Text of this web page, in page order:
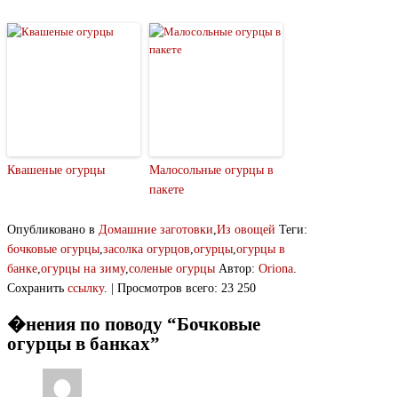
Квашеные огурцы
Малосольные огурцы в
пакете
Опубликовано в Домашние заготовки,Из овощей Теги:
бочковые огурцы,засолка огурцов,огурцы,огурцы в
банке,огурцы на зиму,соленые огурцы Автор: Oriona.
Сохранить ссылку. | Просмотров всего: 23 250
�нения по поводу “Бочковые
огурцы в банках”